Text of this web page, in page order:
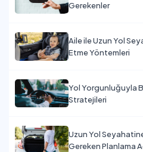
Gerekenler
Aile ile Uzun Yol
Etme Yöntemleri
Yol Yorgunluğuyla
Stratejileri
Uzun Yol
Gereken Planlama